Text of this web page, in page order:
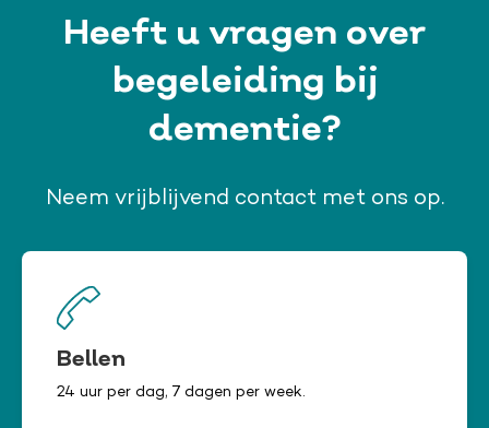
Heeft u vragen over
begeleiding bij
dementie?
Neem vrijblijvend contact met ons op.
Bellen
24 uur per dag, 7 dagen per week.